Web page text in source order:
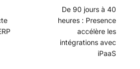
De 90 jours à 40
heures : Presence
accélère les
intégrations avec
iPaaS